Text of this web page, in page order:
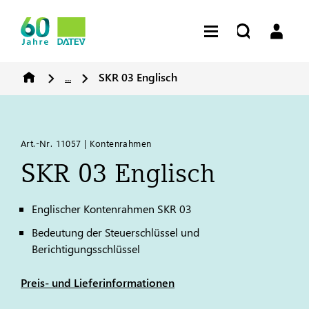
... SKR 03 Englisch
Art.-Nr. 11057 | Kontenrahmen
SKR 03 Englisch
Englischer Kontenrahmen SKR 03
Bedeutung der Steuerschlüssel und
Berichtigungsschlüssel
Preis- und Lieferinformationen